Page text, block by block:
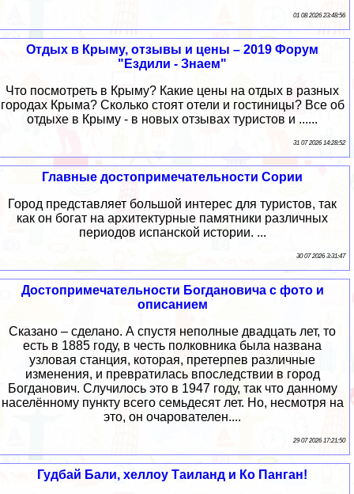
01 08 2026 23:48:56
Отдых в Крыму, отзывы и цены – 2019 Форум
"Ездили - Знаем"
Что посмотреть в Крыму? Какие цены на отдых в разных
городах Крыма? Сколько стоят отели и гостиницы? Все об
отдыхе в Крыму - в новых отзывах туристов и ......
31 07 2026 14:28:52
Главные достопримечательности Сории
Город представляет большой интерес для туристов, так
как он богат на архитектурные памятники различных
периодов испанской истории. ...
30 07 2026 3:31:47
Достопримечательности Богдановича с фото и
описанием
Сказано – сделано. А спустя неполные двадцать лет, то
есть в 1885 году, в честь полковника была названа
узловая станция, которая, претерпев различные
изменения, и превратилась впоследствии в город
Богданович. Случилось это в 1947 году, так что данному
населённому пункту всего семьдесят лет. Но, несмотря на
это, он очарователен....
29 07 2026 17:21:50
Гудбай Бали, хеллоу Таиланд и Ко Панган!